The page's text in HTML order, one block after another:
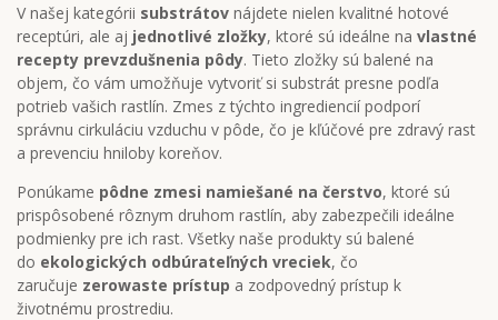
V našej kategórii substrátov nájdete nielen kvalitné hotové
receptúri, ale aj jednotlivé zložky, ktoré sú ideálne na vlastné
recepty prevzdušnenia pôdy. Tieto zložky sú balené na
objem, čo vám umožňuje vytvoriť si substrát presne podľa
potrieb vašich rastlín. Zmes z týchto ingrediencií podporí
správnu cirkuláciu vzduchu v pôde, čo je kľúčové pre zdravý rast
a prevenciu hniloby koreňov.
Ponúkame pôdne zmesi namiešané na čerstvo, ktoré sú
prispôsobené rôznym druhom rastlín, aby zabezpečili ideálne
podmienky pre ich rast. Všetky naše produkty sú balené
do ekologických odbúrateľných vreciek, čo
zaručuje zerowaste prístup a zodpovedný prístup k
životnému prostrediu.